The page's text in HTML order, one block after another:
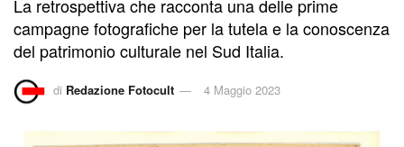
La retrospettiva che racconta una delle prime
campagne fotografiche per la tutela e la conoscenza
del patrimonio culturale nel Sud Italia.
di Redazione Fotocult 4 Maggio 2023